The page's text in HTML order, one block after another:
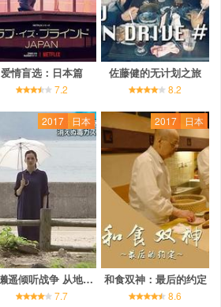
爱情盲选：日本篇
7.2
佐藤健的无计划之旅
8.2
2017 日本
绫濑遥倾听战争 从地图上消失的秘密岛屿
7.7
2017 日本
和食双神：最后的约定
8.6